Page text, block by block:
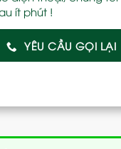
ít phút !
YÊU CẦU GỌI LẠI